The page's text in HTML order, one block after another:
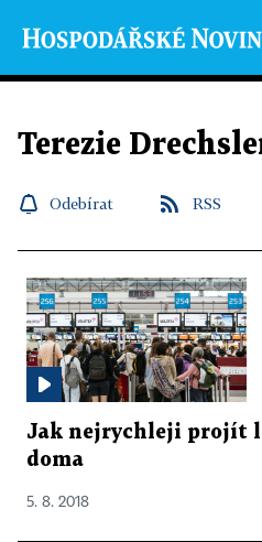
Terezie
Odebírat RSS
Jak nejrychleji projít
doma
5. 8. 2018